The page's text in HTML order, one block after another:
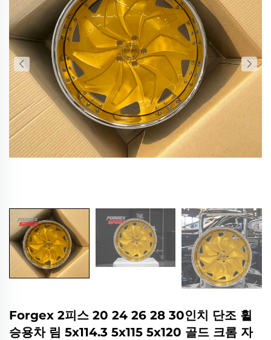
Forgex 2피스 20 24 26 28 30인치 단조 휠
승용차 림 5x114.3 5x115 5x120 골드 크롬 자